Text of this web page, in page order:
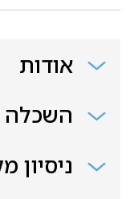
אודות
השכלה
ניסיון